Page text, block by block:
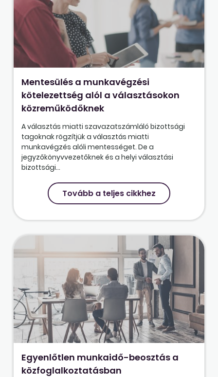
Mentesülés a munkavégzési
kötelezettség alól a választásokon
közreműködőknek
A választás miatti szavazatszámláló bizottsági
tagoknak rögzítjük a választás miatti
munkavégzés alóli mentességet. De a
jegyzőkönyvvezetőknek és a helyi választási
bizottsági...
Tovább a teljes cikkhez
Egyenlőtlen munkaidő-beosztás a
közfoglalkoztatásban